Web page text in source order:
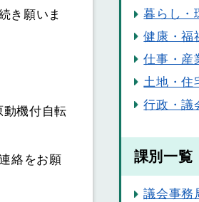
き願いま
機付自転
絡をお願
暮らし・
健康・福
仕事・産
土地・住
行政・議
課別一覧
議会事務